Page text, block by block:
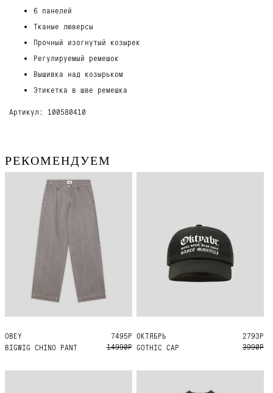
6 панелей
Тканые люверсы
Прочный изогнутый козырек
Регулируемый ремешок
Вышивка над козырьком
Этикетка в шве ремешка
Артикул: 100580410
РЕКОМЕНДУЕМ
OBEY
BIGWIG CHINO PANT
33
7495Р
14990Р
ОКТЯБРЬ
GOTHIC CAP
ONE SIZE
2793Р
3990Р